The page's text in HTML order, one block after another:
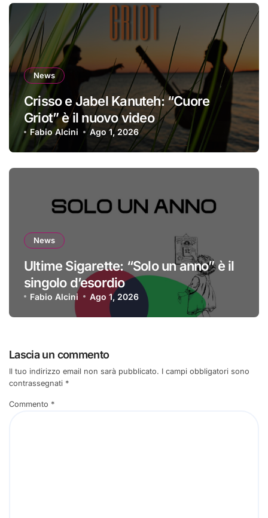
News
Crisso e Jabel Kanuteh: “Cuore
Griot” è il nuovo video
Fabio Alcini Ago 1, 2026
News
Ultime Sigarette: “Solo un anno” è il
singolo d’esordio
Fabio Alcini Ago 1, 2026
Lascia un commento
Il tuo indirizzo email non sarà pubblicato. I campi obbligatori sono
contrassegnati *
Commento *